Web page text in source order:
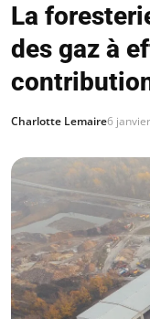
La
des gaz à
Charlotte Lemaire6